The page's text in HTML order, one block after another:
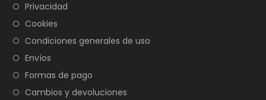
Privacidad
Cookies
Condiciones generales de uso
Envíos
Formas de pago
Cambios y devoluciones